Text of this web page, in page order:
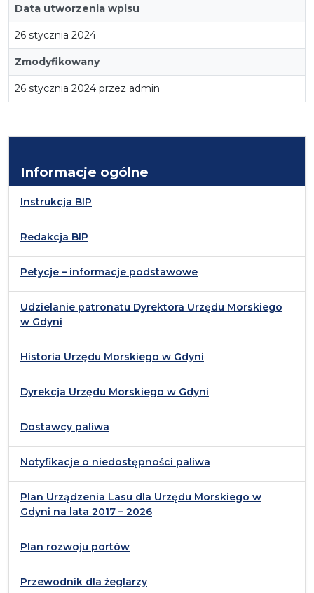
Data utworzenia wpisu
26 stycznia 2024
Zmodyfikowany
26 stycznia 2024 przez admin
Informacje ogólne
Instrukcja BIP
Redakcja BIP
Petycje – informacje podstawowe
Udzielanie patronatu Dyrektora Urzędu Morskiego
w Gdyni
Historia Urzędu Morskiego w Gdyni
Dyrekcja Urzędu Morskiego w Gdyni
Dostawcy paliwa
Notyfikacje o niedostępności paliwa
Plan Urządzenia Lasu dla Urzędu Morskiego w
Gdyni na lata 2017 – 2026
Plan rozwoju portów
Przewodnik dla żeglarzy